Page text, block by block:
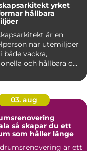
yrket
hållbara
är en
när utemiljöer
både vackra,
och hållbara ö...
03. aug
du ett
som håller länge
är ett